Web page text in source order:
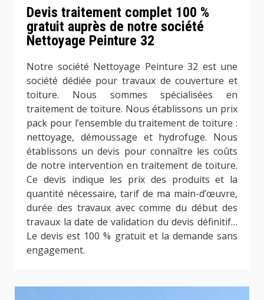
Devis traitement complet 100 %
gratuit auprès de notre société
Nettoyage Peinture 32
Notre société Nettoyage Peinture 32 est une
société dédiée pour travaux de couverture et
toiture. Nous sommes spécialisées en
traitement de toiture. Nous établissons un prix
pack pour l’ensemble du traitement de toiture :
nettoyage, démoussage et hydrofuge. Nous
établissons un devis pour connaître les coûts
de notre intervention en traitement de toiture.
Ce devis indique les prix des produits et la
quantité nécessaire, tarif de ma main-d’œuvre,
durée des travaux avec comme du début des
travaux la date de validation du devis définitif…
Le devis est 100 % gratuit et la demande sans
engagement.